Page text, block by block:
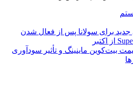
برای سولانا پس از فعال شدن
بیت‌کوین ماینینگ و تأثیر سودآوری